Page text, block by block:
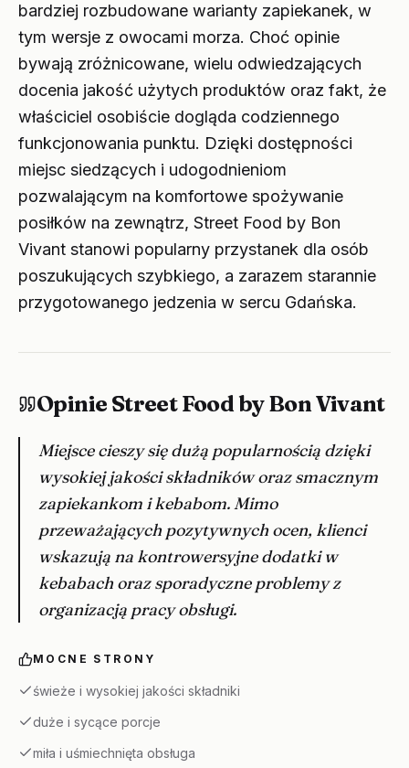
bardziej rozbudowane warianty zapiekanek, w
tym wersje z owocami morza. Choć opinie
bywają zróżnicowane, wielu odwiedzających
docenia jakość użytych produktów oraz fakt, że
właściciel osobiście dogląda codziennego
funkcjonowania punktu. Dzięki dostępności
miejsc siedzących i udogodnieniom
pozwalającym na komfortowe spożywanie
posiłków na zewnątrz, Street Food by Bon
Vivant stanowi popularny przystanek dla osób
poszukujących szybkiego, a zarazem starannie
przygotowanego jedzenia w sercu Gdańska.
Opinie Street Food by Bon Vivant
Miejsce cieszy się dużą popularnością dzięki
wysokiej jakości składników oraz smacznym
zapiekankom i kebabom. Mimo
przeważających pozytywnych ocen, klienci
wskazują na kontrowersyjne dodatki w
kebabach oraz sporadyczne problemy z
organizacją pracy obsługi.
MOCNE STRONY
świeże i wysokiej jakości składniki
duże i sycące porcje
miła i uśmiechnięta obsługa